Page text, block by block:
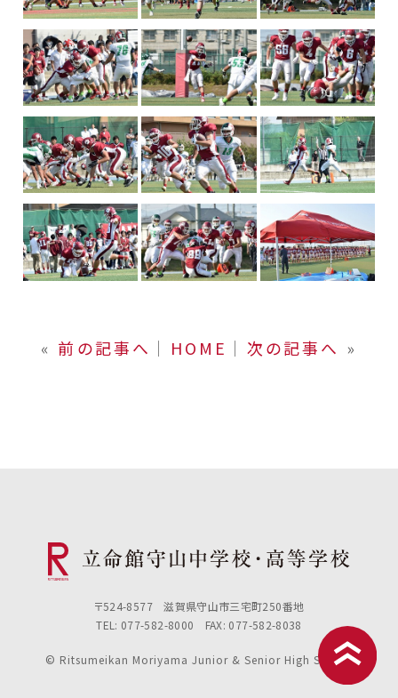
« 前の記事へ │ HOME │ 次の記事へ »
〒524-8577 滋賀県守山市三宅町250番地
TEL: 077-582-8000 FAX: 077-582-8038
© Ritsumeikan Moriyama Junior & Senior High School